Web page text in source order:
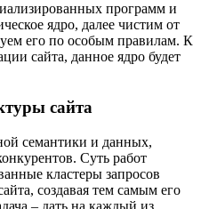
программ и
ядро, далее чистим от
его по особым правилам. К
сайта, данное ядро будет
сайта
семантики и данных,
Суть работ
кластеры запросов
создавая тем самым его
– дать на каждый из